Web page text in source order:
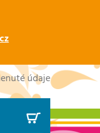
údaje